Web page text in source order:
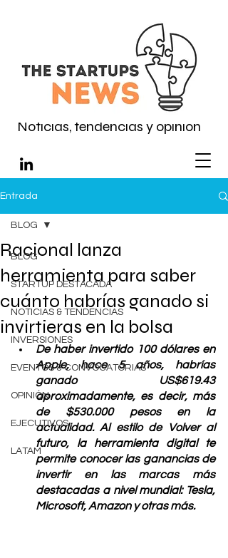
Noticias, tendencias y opinión
Entrada
BLOG
STARTUP DESTACADA
NOTICIAS & TENDENCIAS
INVERSIONES
EVENTOS & CONVOCATORIAS
OPINIÓN
EJECUTIVOS
LATAM
BLOG
Racional lanza
herramienta para saber
cuánto habrías ganado si
invirtieras en la bolsa
De haber invertido 100 dólares en
Apple, hace 5 años, habrías
ganado US$619.43
aproximadamente, es decir, más
de $530.000 pesos en la
actualidad. Al estilo de Volver al
futuro, la herramienta digital te
permite conocer las ganancias de
invertir en las marcas más
destacadas a nivel mundial: Tesla,
Microsoft, Amazon y otras más.